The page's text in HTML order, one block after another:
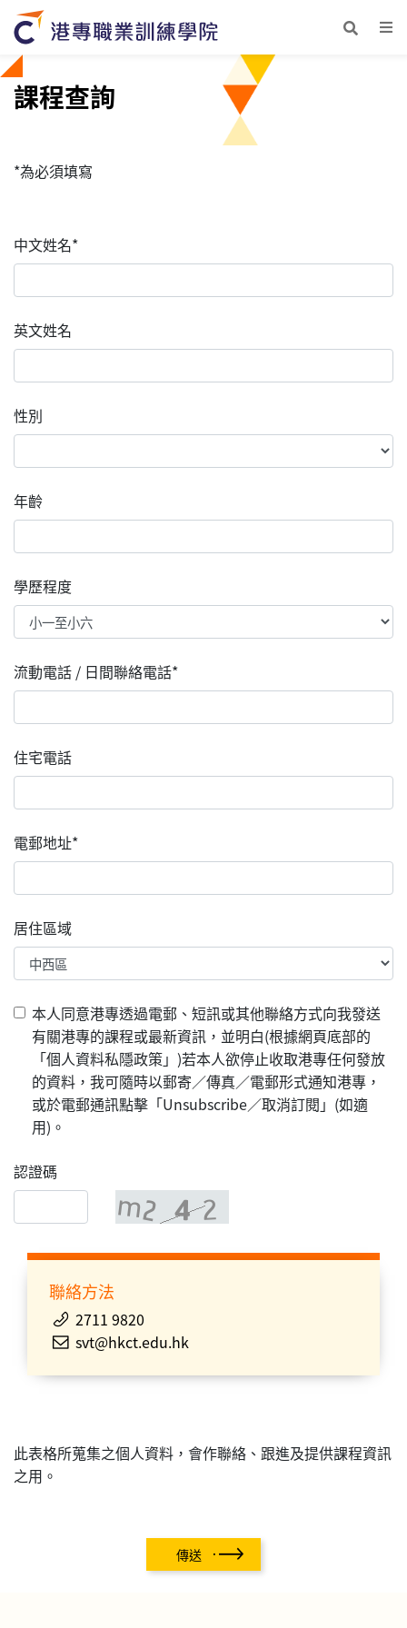
課程查詢
*為必須填寫
中文姓名*
英文姓名
性別
年齡
學歷程度
流動電話 / 日間聯絡電話*
住宅電話
電郵地址*
居住區域
本人同意港專透過電郵、短訊或其他聯絡方式向我發送
有關港專的課程或最新資訊，並明白(根據網頁底部的
「個人資料私隱政策」)若本人欲停止收取港專任何發放
的資料，我可隨時以郵寄／傳真／電郵形式通知港專，
或於電郵通訊點擊「Unsubscribe／取消訂閱」(如適
用)。
認證碼
聯絡方法
2711 9820
svt@hkct.edu.hk
此表格所蒐集之個人資料，會作聯絡、跟進及提供課程資訊
之用。
傳送